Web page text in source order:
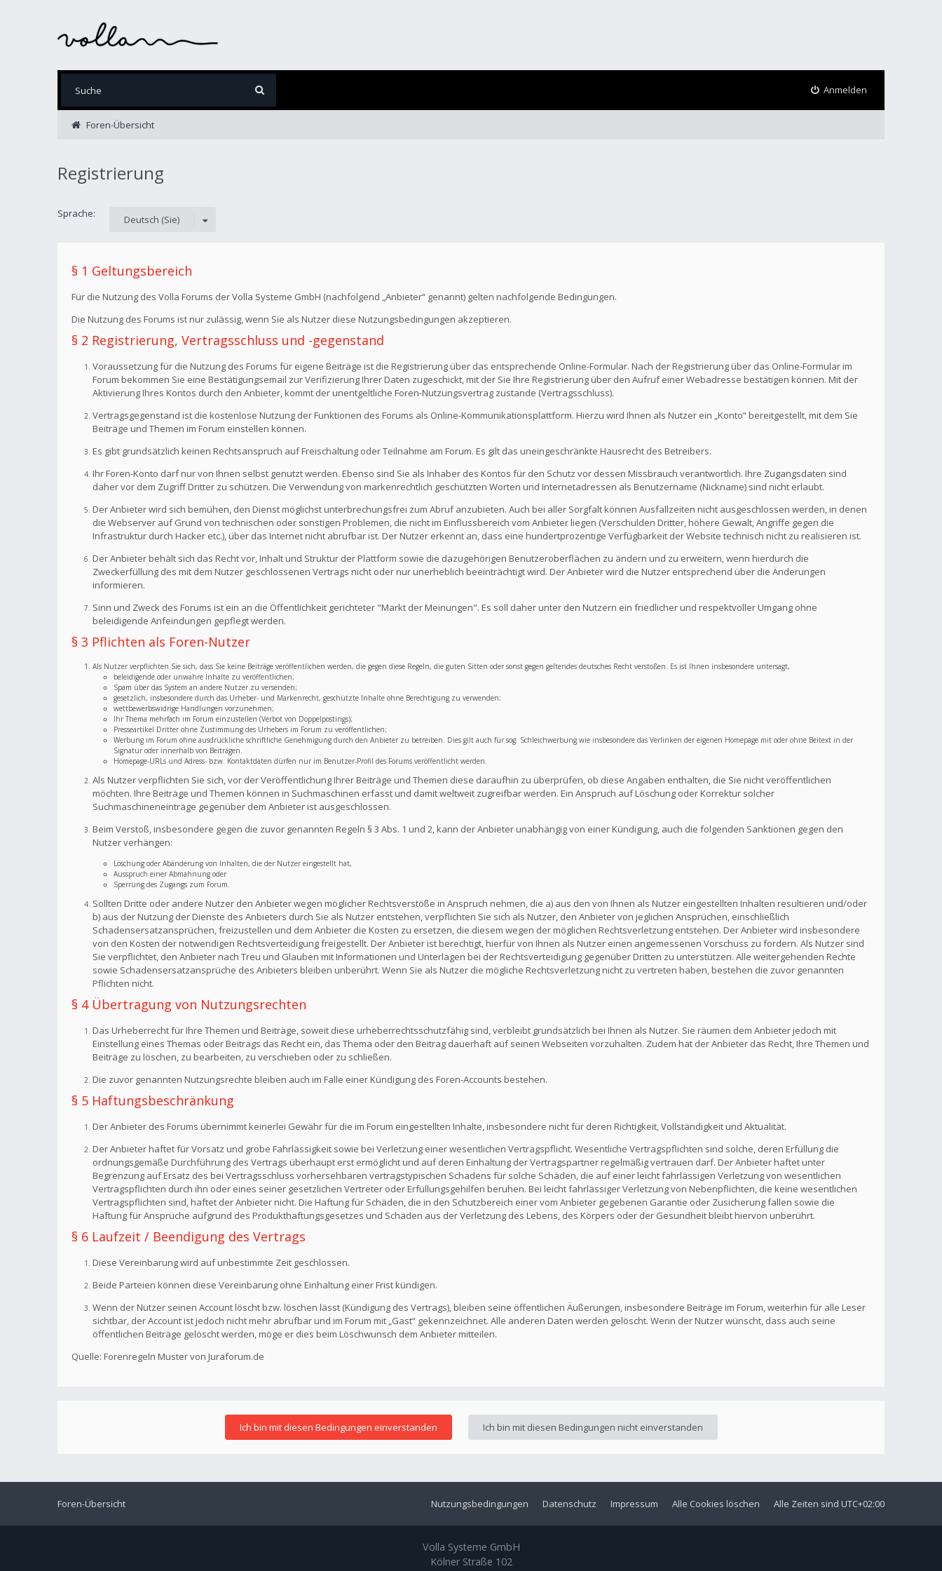
Anmelden
Foren-Übersicht
Registrierung
Sprache: Deutsch (Sie)
§ 1 Geltungsbereich
Für die Nutzung des Volla Forums der Volla Systeme GmbH (nachfolgend „Anbieter“ genannt) gelten nachfolgende Bedingungen.
Die Nutzung des Forums ist nur zulässig, wenn Sie als Nutzer diese Nutzungsbedingungen akzeptieren.
§ 2 Registrierung, Vertragsschluss und -gegenstand
Voraussetzung für die Nutzung des Forums für eigene Beiträge ist die Registrierung über das entsprechende Online-Formular. Nach der Registrierung über das Online-Formular im
Forum bekommen Sie eine Bestätigungsemail zur Verifizierung Ihrer Daten zugeschickt, mit der Sie Ihre Registrierung über den Aufruf einer Webadresse bestätigen können. Mit der
Aktivierung Ihres Kontos durch den Anbieter, kommt der unentgeltliche Foren-Nutzungsvertrag zustande (Vertragsschluss).
Vertragsgegenstand ist die kostenlose Nutzung der Funktionen des Forums als Online-Kommunikationsplattform. Hierzu wird Ihnen als Nutzer ein „Konto“ bereitgestellt, mit dem Sie
Beiträge und Themen im Forum einstellen können.
Es gibt grundsätzlich keinen Rechtsanspruch auf Freischaltung oder Teilnahme am Forum. Es gilt das uneingeschränkte Hausrecht des Betreibers.
Ihr Foren-Konto darf nur von Ihnen selbst genutzt werden. Ebenso sind Sie als Inhaber des Kontos für den Schutz vor dessen Missbrauch verantwortlich. Ihre Zugangsdaten sind
daher vor dem Zugriff Dritter zu schützen. Die Verwendung von markenrechtlich geschützten Worten und Internetadressen als Benutzername (Nickname) sind nicht erlaubt.
Der Anbieter wird sich bemühen, den Dienst möglichst unterbrechungsfrei zum Abruf anzubieten. Auch bei aller Sorgfalt können Ausfallzeiten nicht ausgeschlossen werden, in denen
die Webserver auf Grund von technischen oder sonstigen Problemen, die nicht im Einflussbereich vom Anbieter liegen (Verschulden Dritter, höhere Gewalt, Angriffe gegen die
Infrastruktur durch Hacker etc.), über das Internet nicht abrufbar ist. Der Nutzer erkennt an, dass eine hundertprozentige Verfügbarkeit der Website technisch nicht zu realisieren ist.
Der Anbieter behält sich das Recht vor, Inhalt und Struktur der Plattform sowie die dazugehörigen Benutzeroberflächen zu ändern und zu erweitern, wenn hierdurch die
Zweckerfüllung des mit dem Nutzer geschlossenen Vertrags nicht oder nur unerheblich beeinträchtigt wird. Der Anbieter wird die Nutzer entsprechend über die Änderungen
informieren.
Sinn und Zweck des Forums ist ein an die Öffentlichkeit gerichteter "Markt der Meinungen". Es soll daher unter den Nutzern ein friedlicher und respektvoller Umgang ohne
beleidigende Anfeindungen gepflegt werden.
§ 3 Pflichten als Foren-Nutzer
Als Nutzer verpflichten Sie sich, dass Sie keine Beiträge veröffentlichen werden, die gegen diese Regeln, die guten Sitten oder sonst gegen geltendes deutsches Recht verstoßen. Es ist Ihnen insbesondere untersagt,
beleidigende oder unwahre Inhalte zu veröffentlichen;
Spam über das System an andere Nutzer zu versenden;
gesetzlich, insbesondere durch das Urheber- und Markenrecht, geschützte Inhalte ohne Berechtigung zu verwenden;
wettbewerbswidrige Handlungen vorzunehmen;
Ihr Thema mehrfach im Forum einzustellen (Verbot von Doppelpostings);
Presseartikel Dritter ohne Zustimmung des Urhebers im Forum zu veröffentlichen;
Werbung im Forum ohne ausdrückliche schriftliche Genehmigung durch den Anbieter zu betreiben. Dies gilt auch für sog. Schleichwerbung wie insbesondere das Verlinken der eigenen Homepage mit oder ohne Beitext in der
Signatur oder innerhalb von Beiträgen.
Homepage-URLs und Adress- bzw. Kontaktdaten dürfen nur im Benutzer-Profil des Forums veröffentlicht werden.
Als Nutzer verpflichten Sie sich, vor der Veröffentlichung Ihrer Beiträge und Themen diese daraufhin zu überprüfen, ob diese Angaben enthalten, die Sie nicht veröffentlichen
möchten. Ihre Beiträge und Themen können in Suchmaschinen erfasst und damit weltweit zugreifbar werden. Ein Anspruch auf Löschung oder Korrektur solcher
Suchmaschineneinträge gegenüber dem Anbieter ist ausgeschlossen.
Beim Verstoß, insbesondere gegen die zuvor genannten Regeln § 3 Abs. 1 und 2, kann der Anbieter unabhängig von einer Kündigung, auch die folgenden Sanktionen gegen den
Nutzer verhängen:
Löschung oder Abänderung von Inhalten, die der Nutzer eingestellt hat,
Ausspruch einer Abmahnung oder
Sperrung des Zugangs zum Forum.
Sollten Dritte oder andere Nutzer den Anbieter wegen möglicher Rechtsverstöße in Anspruch nehmen, die a) aus den von Ihnen als Nutzer eingestellten Inhalten resultieren und/oder
b) aus der Nutzung der Dienste des Anbieters durch Sie als Nutzer entstehen, verpflichten Sie sich als Nutzer, den Anbieter von jeglichen Ansprüchen, einschließlich
Schadensersatzansprüchen, freizustellen und dem Anbieter die Kosten zu ersetzen, die diesem wegen der möglichen Rechtsverletzung entstehen. Der Anbieter wird insbesondere
von den Kosten der notwendigen Rechtsverteidigung freigestellt. Der Anbieter ist berechtigt, hierfür von Ihnen als Nutzer einen angemessenen Vorschuss zu fordern. Als Nutzer sind
Sie verpflichtet, den Anbieter nach Treu und Glauben mit Informationen und Unterlagen bei der Rechtsverteidigung gegenüber Dritten zu unterstützen. Alle weitergehenden Rechte
sowie Schadensersatzansprüche des Anbieters bleiben unberührt. Wenn Sie als Nutzer die mögliche Rechtsverletzung nicht zu vertreten haben, bestehen die zuvor genannten
Pflichten nicht.
§ 4 Übertragung von Nutzungsrechten
Das Urheberrecht für Ihre Themen und Beiträge, soweit diese urheberrechtsschutzfähig sind, verbleibt grundsätzlich bei Ihnen als Nutzer. Sie räumen dem Anbieter jedoch mit
Einstellung eines Themas oder Beitrags das Recht ein, das Thema oder den Beitrag dauerhaft auf seinen Webseiten vorzuhalten. Zudem hat der Anbieter das Recht, Ihre Themen und
Beiträge zu löschen, zu bearbeiten, zu verschieben oder zu schließen.
Die zuvor genannten Nutzungsrechte bleiben auch im Falle einer Kündigung des Foren-Accounts bestehen.
§ 5 Haftungsbeschränkung
Der Anbieter des Forums übernimmt keinerlei Gewähr für die im Forum eingestellten Inhalte, insbesondere nicht für deren Richtigkeit, Vollständigkeit und Aktualität.
Der Anbieter haftet für Vorsatz und grobe Fahrlässigkeit sowie bei Verletzung einer wesentlichen Vertragspflicht. Wesentliche Vertragspflichten sind solche, deren Erfüllung die
ordnungsgemäße Durchführung des Vertrags überhaupt erst ermöglicht und auf deren Einhaltung der Vertragspartner regelmäßig vertrauen darf. Der Anbieter haftet unter
Begrenzung auf Ersatz des bei Vertragsschluss vorhersehbaren vertragstypischen Schadens für solche Schäden, die auf einer leicht fahrlässigen Verletzung von wesentlichen
Vertragspflichten durch ihn oder eines seiner gesetzlichen Vertreter oder Erfüllungsgehilfen beruhen. Bei leicht fahrlässiger Verletzung von Nebenpflichten, die keine wesentlichen
Vertragspflichten sind, haftet der Anbieter nicht. Die Haftung für Schäden, die in den Schutzbereich einer vom Anbieter gegebenen Garantie oder Zusicherung fallen sowie die
Haftung für Ansprüche aufgrund des Produkthaftungsgesetzes und Schäden aus der Verletzung des Lebens, des Körpers oder der Gesundheit bleibt hiervon unberührt.
§ 6 Laufzeit / Beendigung des Vertrags
Diese Vereinbarung wird auf unbestimmte Zeit geschlossen.
Beide Parteien können diese Vereinbarung ohne Einhaltung einer Frist kündigen.
Wenn der Nutzer seinen Account löscht bzw. löschen lässt (Kündigung des Vertrags), bleiben seine öffentlichen Äußerungen, insbesondere Beiträge im Forum, weiterhin für alle Leser
sichtbar, der Account ist jedoch nicht mehr abrufbar und im Forum mit „Gast“ gekennzeichnet. Alle anderen Daten werden gelöscht. Wenn der Nutzer wünscht, dass auch seine
öffentlichen Beiträge gelöscht werden, möge er dies beim Löschwunsch dem Anbieter mitteilen.
Quelle: Forenregeln Muster von Juraforum.de
Foren-Übersicht Alle Zeiten sind UTC+02:00
Alle Cookies löschen
Impressum
Datenschutz
Nutzungsbedingungen
Volla Systeme GmbH
Kölner Straße 102